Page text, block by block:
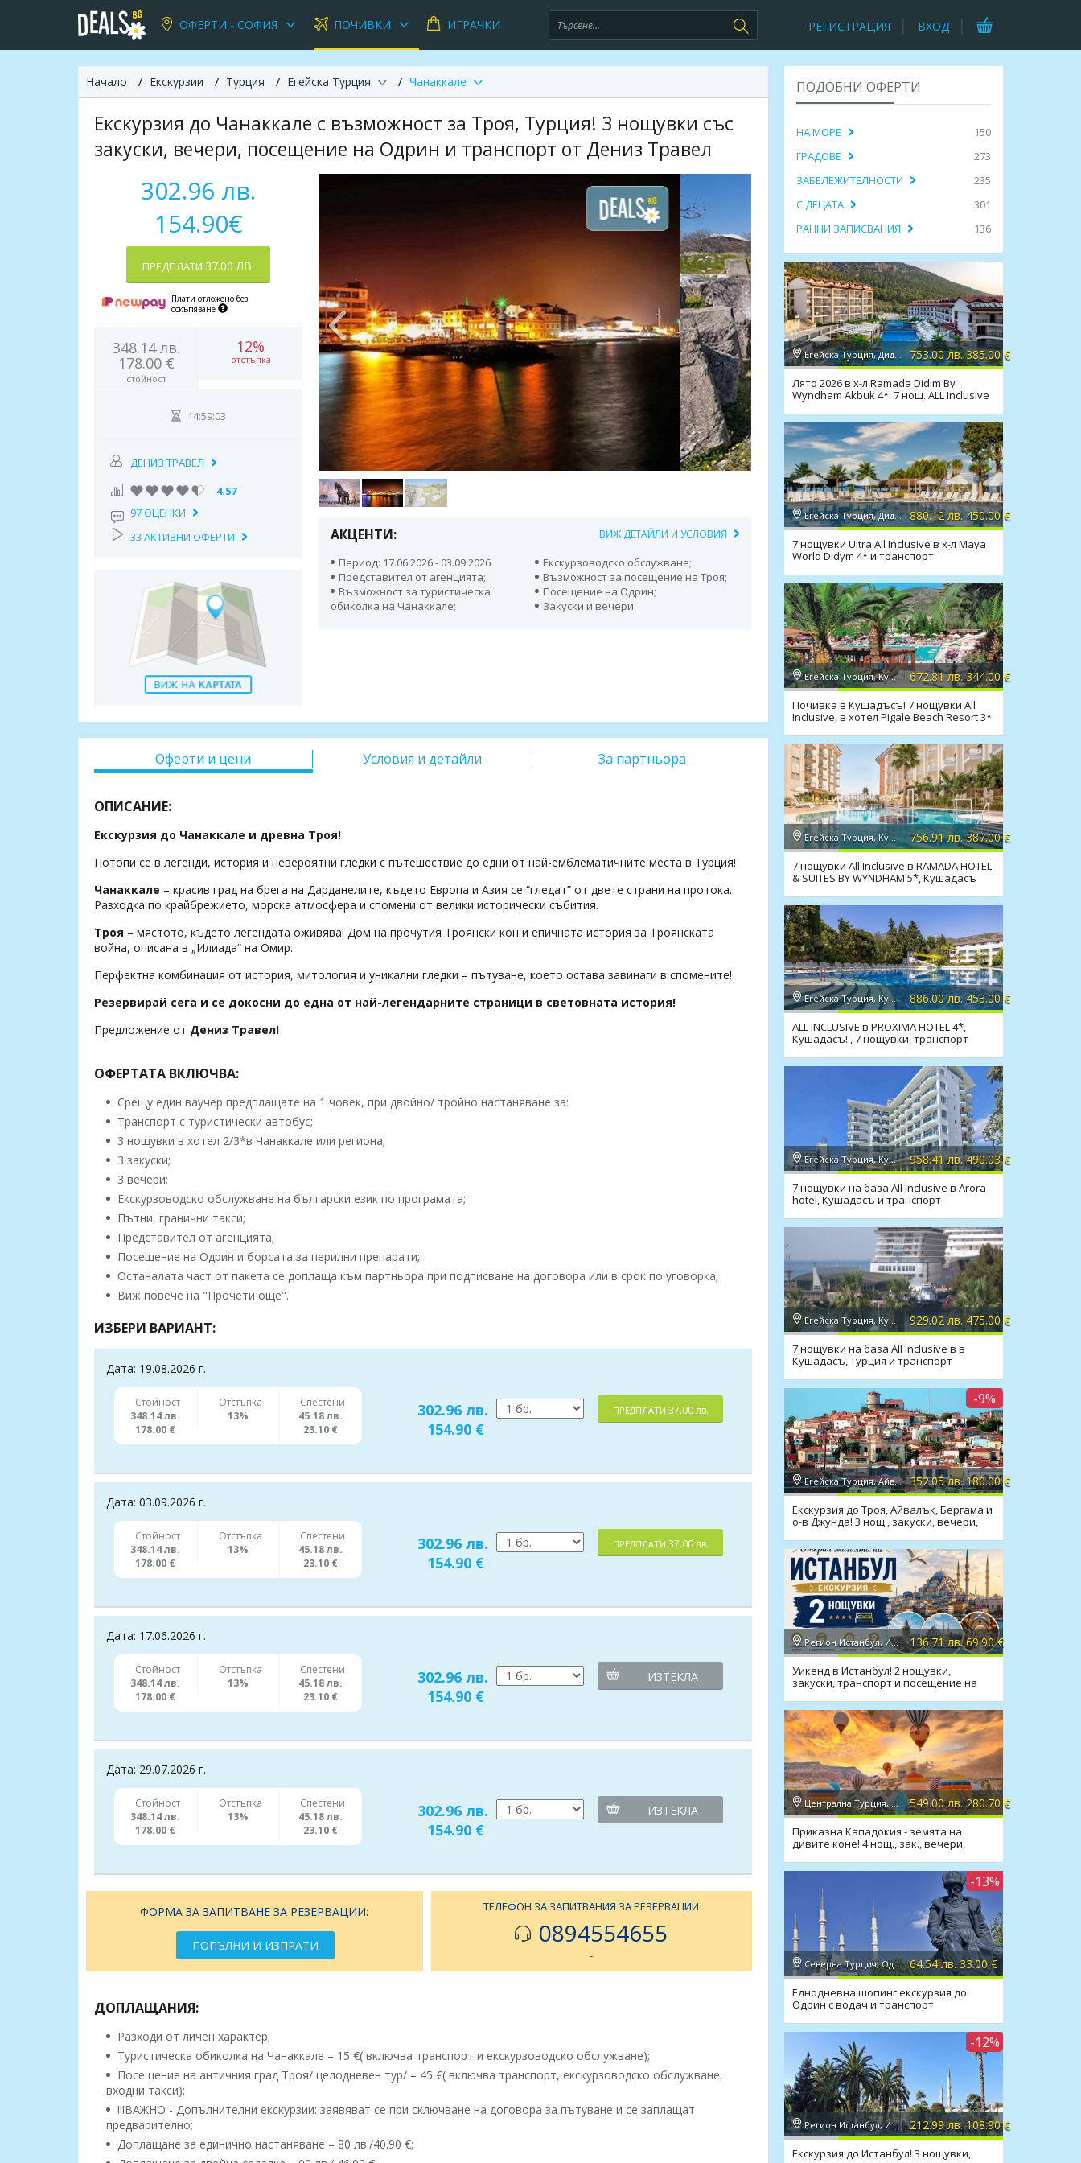
ОФЕРТИ - СОФИЯ ПОЧИВКИ ИГРАЧКИ РЕГИСТРАЦИЯ ВХОД
Начало Екскурзии Турция Егейска Турция Чанаккале
Екскурзия до Чанаккале с възможност за Троя, Турция! 3 нощувки със
закуски, вечери, посещение на Одрин и транспорт от Дениз Травел
АКЦЕНТИ: ВИЖ ДЕТАЙЛИ И УСЛОВИЯ
Период: 17.06.2026 - 03.09.2026
Екскурзоводско обслужване;
Представител от агенцията;
Възможност за посещение на Троя;
Възможност за туристическа
обиколка на Чанаккале;
Посещение на Одрин;
Закуски и вечери.
302.96 лв.
154.90€
ПРЕДПЛАТИ 37.00 ЛВ.
Плати отложено без
оскъпяване
348.14 лв.
178.00 €
стойност
12%
отстъпка
14:59:02
ДЕНИЗ ТРАВЕЛ
4.57
97 ОЦЕНКИ
33 АКТИВНИ ОФЕРТИ
Оферти и цени Условия и детайли За партньора
ОПИСАНИЕ:
Екскурзия до Чанаккале и древна Троя!
Потопи се в легенди, история и невероятни гледки с пътешествие до едни от най-емблематичните места в Турция!
Чанаккале – красив град на брега на Дарданелите, където Европа и Азия се “гледат” от двете страни на протока.
Разходка по крайбрежието, морска атмосфера и спомени от велики исторически събития.
Троя – мястото, където легендата оживява! Дом на прочутия Троянски кон и епичната история за Троянската
война, описана в „Илиада“ на Омир.
Перфектна комбинация от история, митология и уникални гледки – пътуване, което остава завинаги в спомените!
Резервирай сега и се докосни до една от най-легендарните страници в световната история!
Предложение от Дениз Травел!
ОФЕРТАТА ВКЛЮЧВА:
Срещу един ваучер предплащате на 1 човек, при двойно/ тройно настаняване за:
Транспорт с туристически автобус;
3 нощувки в хотел 2/3*в Чанаккале или региона;
3 закуски;
3 вечери;
Екскурзоводско обслужване на български език по програмата;
Пътни, гранични такси;
Представител от агенцията;
Посещение на Одрин и борсата за перилни препарати;
Останалата част от пакета се доплаща към партньора при подписване на договора или в срок по уговорка;
Виж повече на "Прочети още".
ИЗБЕРИ ВАРИАНТ:
Дата: 19.08.2026 г.
Стойност
348.14 лв.
178.00 €
Отстъпка
13%
Спестени
45.18 лв.
23.10 €
302.96 лв.
154.90 €
ПРЕДПЛАТИ 37.00 лв.
Дата: 03.09.2026 г.
Стойност
348.14 лв.
178.00 €
Отстъпка
13%
Спестени
45.18 лв.
23.10 €
302.96 лв.
154.90 €
ПРЕДПЛАТИ 37.00 лв.
Дата: 17.06.2026 г.
Стойност
348.14 лв.
178.00 €
Отстъпка
13%
Спестени
45.18 лв.
23.10 €
302.96 лв.
154.90 €
ИЗТЕКЛА
Дата: 29.07.2026 г.
Стойност
348.14 лв.
178.00 €
Отстъпка
13%
Спестени
45.18 лв.
23.10 €
302.96 лв.
154.90 €
ИЗТЕКЛА
ФОРМА ЗА ЗАПИТВАНЕ ЗА РЕЗЕРВАЦИИ:
ПОПЪЛНИ И ИЗПРАТИ
ТЕЛЕФОН ЗА ЗАПИТВАНИЯ ЗА РЕЗЕРВАЦИИ
0894554655
-
ДОПЛАЩАНИЯ:
Разходи от личен характер;
Туристическа обиколка на Чанаккале – 15 €( включва транспорт и екскурзоводско обслужване);
Посещение на античния град Троя/ целодневен тур/ – 45 €( включва транспорт, екскурзоводско обслужване,
входни такси);
!!!ВАЖНО - Допълнителни екскурзии: заявяват се при сключване на договора за пътуване и се заплащат
предварително;
Доплащане за единично настаняване – 80 лв./40.90 €;
ПОДОБНИ ОФЕРТИ
НА МОРЕ
150
ГРАДОВЕ
273
ЗАБЕЛЕЖИТЕЛНОСТИ
235
С ДЕЦАТА
301
РАННИ ЗАПИСВАНИЯ
136
Егейска Турция, Дидим 753.00 лв. 385.00 €
Лято 2026 в х-л Ramada Didim By
Wyndham Akbuk 4*: 7 нощ. ALL Inclusive
Егейска Турция, Дидим 880.12 лв. 450.00 €
7 нощувки Ultra All Inclusive в х-л Maya
World Didym 4* и транспорт
Егейска Турция, Кушадасъ 672.81 лв. 344.00 €
Почивка в Кушадъсъ! 7 нощувки All
Inclusive, в хотел Pigale Beach Resort 3*
Егейска Турция, Кушадасъ 756.91 лв. 387.00 €
7 нощувки All Inclusive в RAMADA HOTEL
& SUITES BY WYNDHAM 5*, Кушадасъ
Егейска Турция, Кушадасъ 886.00 лв. 453.00 €
ALL INCLUSIVE в PROXIMA HOTEL 4*,
Кушадасъ! , 7 нощувки, транспорт
Егейска Турция, Кушадасъ 958.41 лв. 490.03 €
7 нощувки на база All inclusive в Arora
hotel, Кушадасъ и транспорт
Егейска Турция, Кушадасъ 929.02 лв. 475.00 €
7 нощувки на база All inclusive в в
Кушадасъ, Турция и транспорт
-9%
Егейска Турция, Айвалък 352.05 лв. 180.00 €
Екскурзия до Троя, Айвалък, Бергама и
о-в Джунда! 3 нощ., закуски, вечери,
Регион Истанбул, Истанбул 136.71 лв. 69.90 €
Уикенд в Истанбул! 2 нощувки,
закуски, транспорт и посещение на
Централна Турция, Кападокия 549.00 лв. 280.70 €
Приказна Кападокия - земята на
дивите коне! 4 нощ., зак., вечери,
-13%
Северна Турция, Одрин 64.54 лв. 33.00 €
Еднодневна шопинг екскурзия до
Одрин с водач и транспорт
-12%
Регион Истанбул, Истанбул 212.99 лв. 108.90 €
Екскурзия до Истанбул! 3 нощувки,